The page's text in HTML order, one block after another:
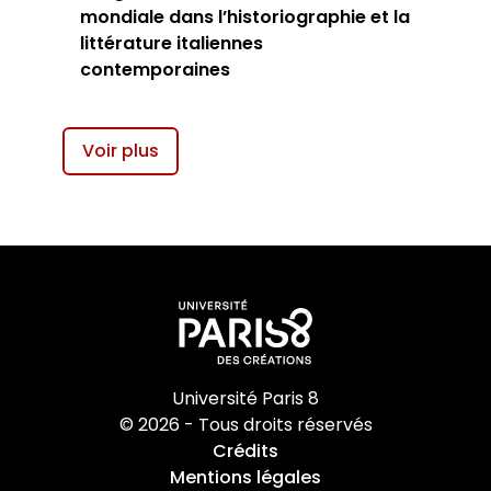
mondiale dans l’historiographie et la
littérature italiennes
contemporaines
Voir plus
Université Paris 8
© 2026 - Tous droits réservés
Crédits
Mentions légales